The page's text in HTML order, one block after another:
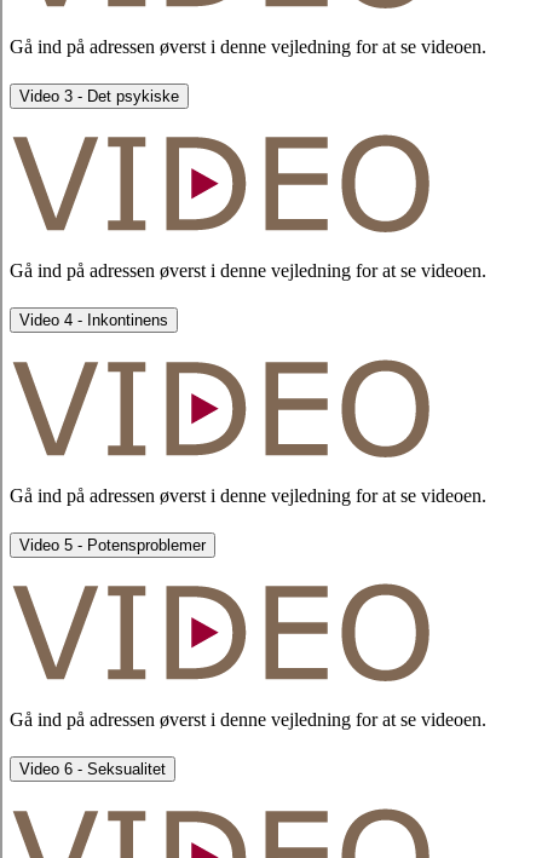
Gå ind på adressen øverst i denne vejledning for at se videoen.
Video 3 - Det psykiske
Gå ind på adressen øverst i denne vejledning for at se videoen.
Video 4 - Inkontinens
Gå ind på adressen øverst i denne vejledning for at se videoen.
Video 5 - Potensproblemer
Gå ind på adressen øverst i denne vejledning for at se videoen.
Video 6 - Seksualitet